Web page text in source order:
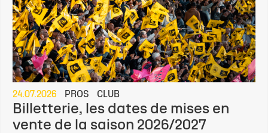
24.07.2026 PROS CLUB
Billetterie, les dates de mises en
vente de la saison 2026/2027